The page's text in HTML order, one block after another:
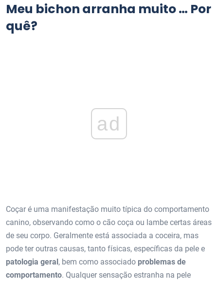
Meu bichon arranha muito … Por
quê?
ad
Coçar é uma manifestação muito típica do comportamento
canino, observando como o cão coça ou lambe certas áreas
de seu corpo. Geralmente está associada a coceira, mas
pode ter outras causas, tanto físicas, específicas da pele e
patologia geral , bem como associado problemas de
comportamento. Qualquer sensação estranha na pele